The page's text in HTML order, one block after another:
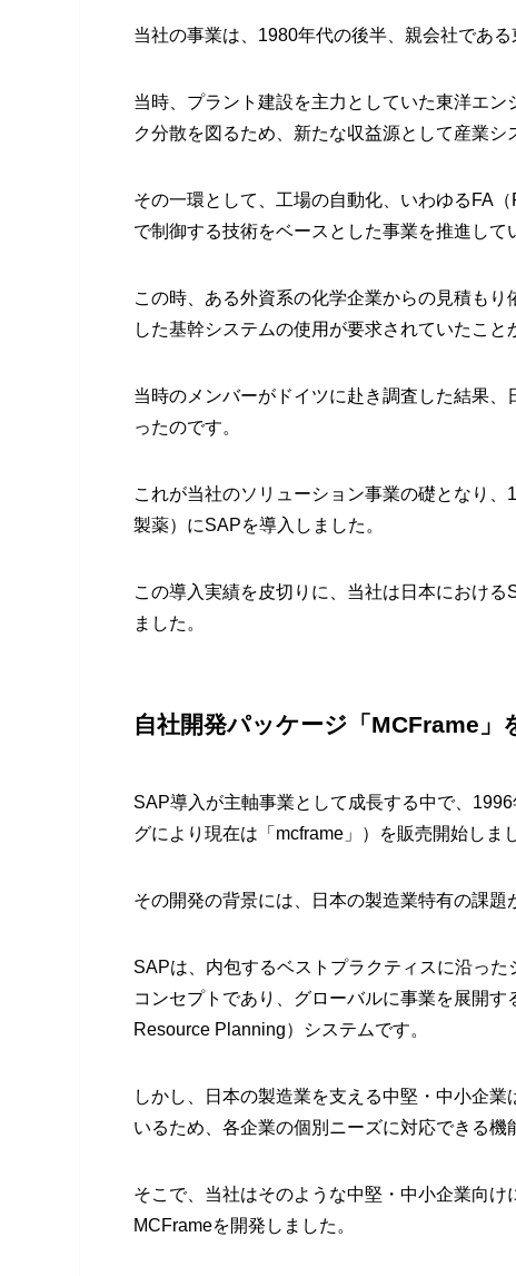
当社の事業は、1980年代の後半、親会社であ
当時、プラント建設を主力としていた東洋エ
ク分散を図るため、新たな収益源として産業シ
その一環として、工場の自動化、いわゆるFA
で制御する技術をベースとした事業を推進して
この時、ある外資系の化学企業からの見積も
した基幹システムの使用が要求されていたこと
当時のメンバーがドイツに赴き調査した結果
ったのです。
これが当社のソリューション事業の礎となり
製薬）にSAPを導入しました。
この導入実績を皮切りに、当社は日本におけ
ました。
自社開発パッケージ「MCFrame」
SAP導入が主軸事業として成長する中で、
グにより現在は「mcframe」）を販売開始しま
その開発の背景には、日本の製造業特有の課題
SAPは、内包するベストプラクティスに沿っ
コンセプトであり、グローバルに事業を展開
Resource Planning）システムです。
しかし、日本の製造業を支える中堅・中小企
いるため、各企業の個別ニーズに対応できる機
そこで、当社はそのような中堅・中小企業向け
MCFrameを開発しました。